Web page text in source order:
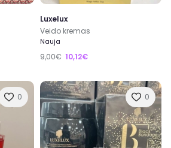
Luxelux
Veido kremas
Nauja
9,00€ 10,12€
0 0